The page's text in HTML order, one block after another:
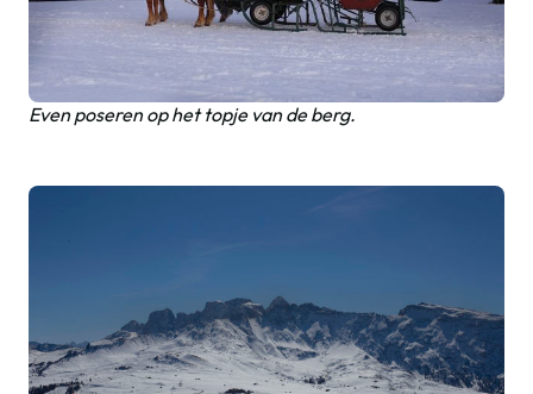
Even poseren op het topje van de berg.